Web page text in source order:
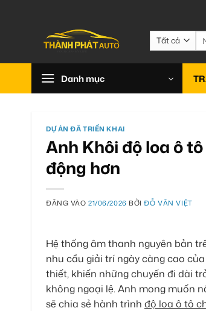
Danh mục
DỰ ÁN ĐÃ TRIỂN KHAI
Anh Khôi độ loa ô
động hơn
ĐĂNG VÀO21/06/2026 BỞIĐỖ VĂN VIỆT
Hệ thống âm thanh nguyên bản
nhu cầu giải trí ngày càng cao
thiết, khiến những chuyến đi dài
không ngoại lệ. Anh mong muốn
sẽ chia sẻ hành trình độ loa ô tô